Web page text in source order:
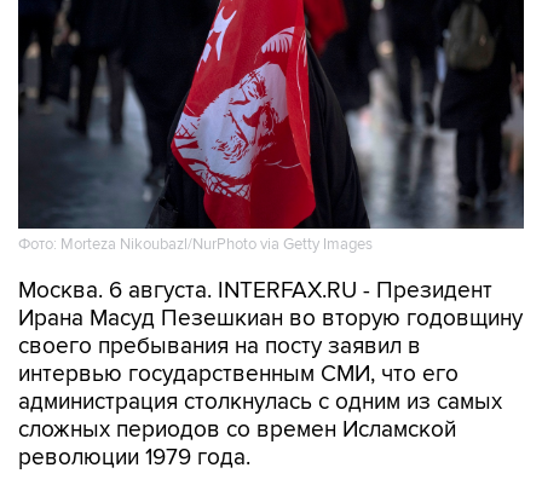
Фото: Morteza Nikoubazl/NurPhoto via Getty Images
Москва. 6 августа. INTERFAX.RU - Президент
Ирана Масуд Пезешкиан во вторую годовщину
своего пребывания на посту заявил в
интервью государственным СМИ, что его
администрация столкнулась с одним из самых
сложных периодов со времен Исламской
революции 1979 года.